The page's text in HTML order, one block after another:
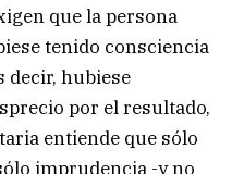
que la persona
tenido consciencia
decir, hubiese
por el resultado,
entiende que sólo
imprudencia -y no